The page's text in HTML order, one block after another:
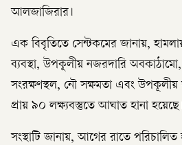
আলজাজিরার।
এক বিবৃতিতে সেন্টকমের জানায়,
ব্যবস্থা, উপকূলীয় নজরদারি অবকাঠামো,
সংরক্ষণস্থল, নৌ সক্ষমতা এবং
প্রায় ৯০ লক্ষ্যবস্তুতে আঘাত হানা
সংস্থাটি জানায়, আগের রাতে পরিচালিত